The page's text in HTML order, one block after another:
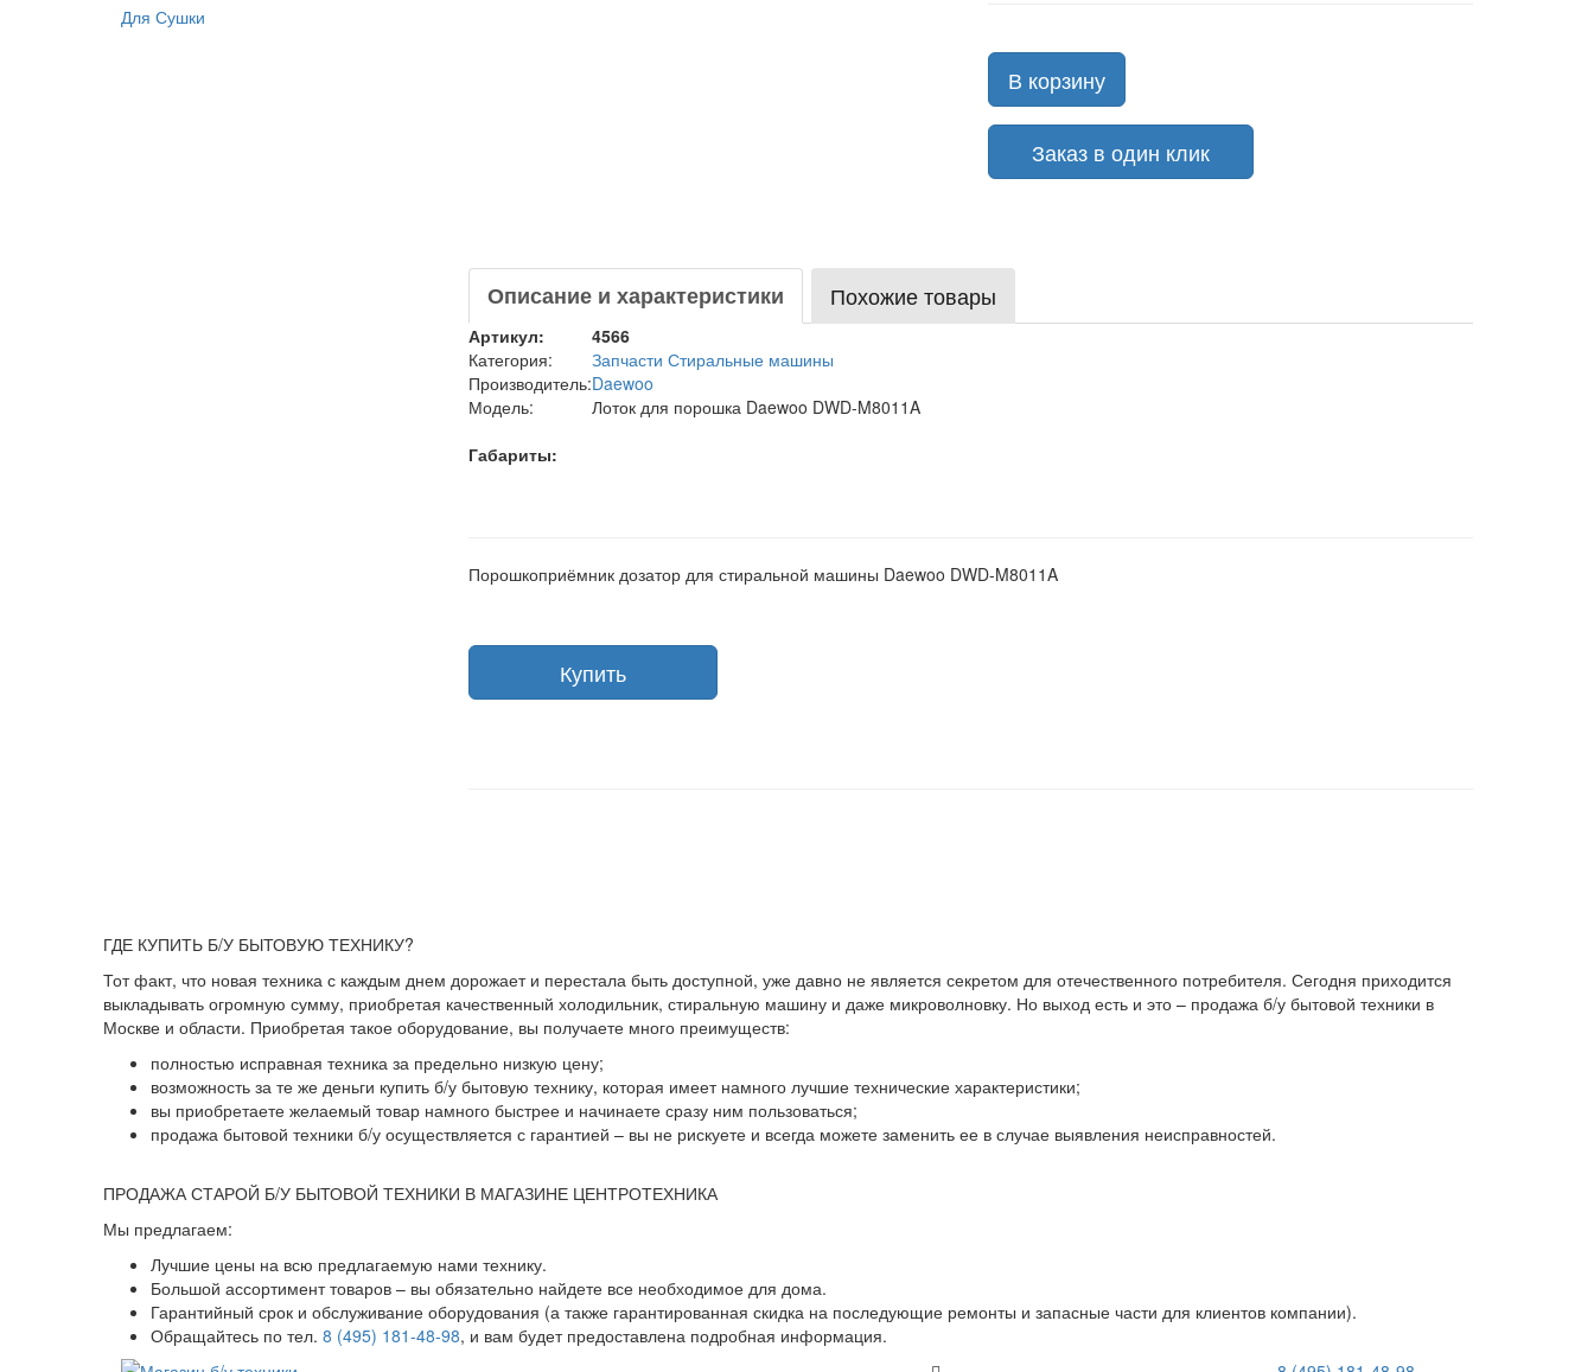
Для Сушки
В корзину
Заказ в один клик
Описание и характеристики Похожие товары
Артикул:
4566
Категория:
Запчасти Стиральные машины
Производитель:Daewoo
Модель:
Лоток для порошка Daewoo DWD-M8011A
Габариты:
Порошкоприёмник дозатор для стиральной машины Daewoo DWD-M8011A
ГДЕ КУПИТЬ Б/У БЫТОВУЮ ТЕХНИКУ?
Тот факт, что новая техника с каждым днем дорожает и перестала быть доступной, уже давно не является секретом для отечественного потребителя. Сегодня приходится
выкладывать огромную сумму, приобретая качественный холодильник, стиральную машину и даже микроволновку. Но выход есть и это – продажа б/у бытовой техники в
Москве и области. Приобретая такое оборудование, вы получаете много преимуществ:
полностью исправная техника за предельно низкую цену;
возможность за те же деньги купить б/у бытовую технику, которая имеет намного лучшие технические характеристики;
вы приобретаете желаемый товар намного быстрее и начинаете сразу ним пользоваться;
продажа бытовой техники б/у осуществляется с гарантией – вы не рискуете и всегда можете заменить ее в случае выявления неисправностей.
ПРОДАЖА СТАРОЙ Б/У БЫТОВОЙ ТЕХНИКИ В МАГАЗИНЕ ЦЕНТРОТЕХНИКА
Мы предлагаем:
Лучшие цены на всю предлагаемую нами технику.
Большой ассортимент товаров – вы обязательно найдете все необходимое для дома.
Гарантийный срок и обслуживание оборудования (а также гарантированная скидка на последующие ремонты и запасные части для клиентов компании).
Обращайтесь по тел. 8 (495) 181-48-98, и вам будет предоставлена подробная информация.